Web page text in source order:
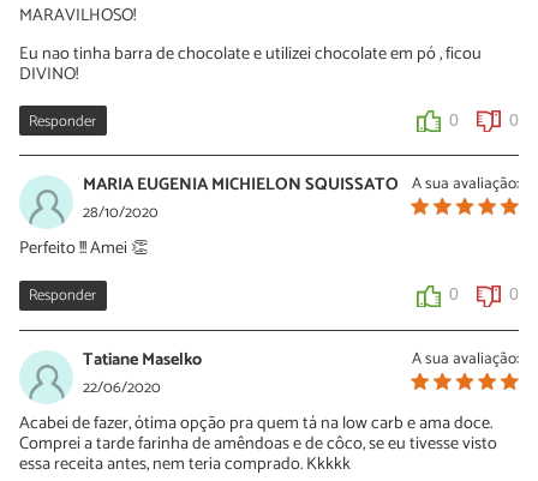
MARAVILHOSO!
Eu nao tinha barra de chocolate e utilizei chocolate em pó , ficou
DIVINO!
Responder 0 0
A sua avaliação:
MARIA EUGENIA MICHIELON SQUISSATO
28/10/2020
Perfeito !!! Amei 👏
Responder 0 0
A sua avaliação:
Tatiane Maselko
22/06/2020
Acabei de fazer, ótima opção pra quem tá na low carb e ama doce.
Comprei a tarde farinha de amêndoas e de côco, se eu tivesse visto
essa receita antes, nem teria comprado. Kkkkk